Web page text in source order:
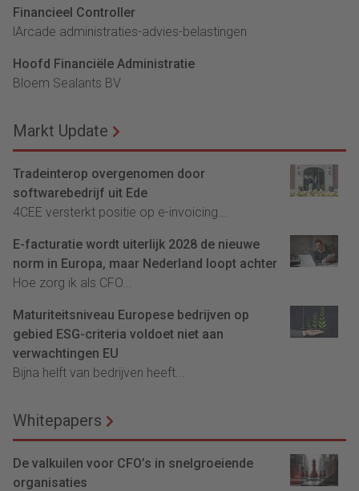
Financieel Controller
lArcade administraties-advies-belastingen
Hoofd Financiële Administratie
Bloem Sealants BV
Markt Update
Tradeinterop overgenomen door
softwarebedrijf uit Ede
4CEE versterkt positie op e-invoicing...
E-facturatie wordt uiterlijk 2028 de nieuwe
norm in Europa, maar Nederland loopt achter
Hoe zorg ik als CFO...
Maturiteitsniveau Europese bedrijven op
gebied ESG-criteria voldoet niet aan
verwachtingen EU
Bijna helft van bedrijven heeft...
Whitepapers
De valkuilen voor CFO’s in snelgroeiende
organisaties